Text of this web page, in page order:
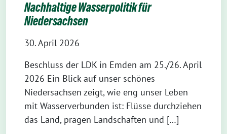
Nachhaltige Wasserpolitik für
Niedersachsen
30. April 2026
Beschluss der LDK in Emden am 25./26. April
2026 Ein Blick auf unser schönes
Niedersachsen zeigt, wie eng unser Leben
mit Wasserverbunden ist: Flüsse durchziehen
das Land, prägen Landschaften und […]